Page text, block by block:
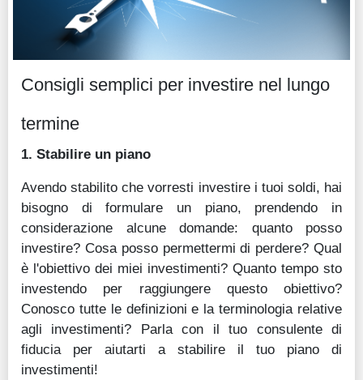
Consigli semplici per investire nel lungo
termine
1. Stabilire un piano
Avendo stabilito che vorresti investire i tuoi soldi, hai
bisogno di formulare un piano, prendendo in
considerazione alcune domande: quanto posso
investire? Cosa posso permettermi di perdere? Qual
è l'obiettivo dei miei investimenti? Quanto tempo sto
investendo per raggiungere questo obiettivo?
Conosco tutte le definizioni e la terminologia relative
agli investimenti? Parla con il tuo consulente di
fiducia per aiutarti a stabilire il tuo piano di
investimenti!